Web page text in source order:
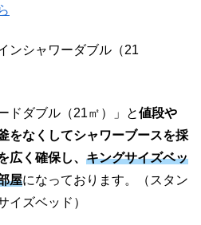
ンシャワーダブル（21
ドダブル（21㎡）」と値段や
をなくしてシャワーブースを採
広く確保し、 キングサイズベッ
屋になっております。（スタン
イズベッド）